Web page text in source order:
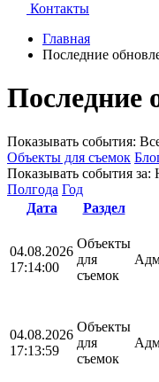
Контакты
Главная
Последние
Последние
Показывать события:
Объекты для съемок
Показывать события за:
Полгода Год
Дата
Раздел
04.08.2026
17:14:00
Объекты
для
съемок
04.08.2026
17:13:59
Объекты
для
съемок